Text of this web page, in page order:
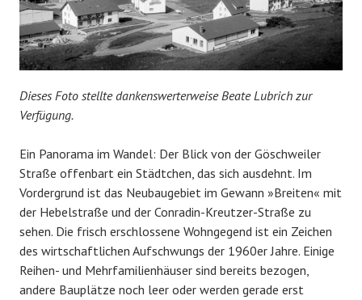
Dieses Foto stellte dankenswerterweise Beate Lubrich zur
Verfügung.
Ein Panorama im Wandel: Der Blick von der Göschweiler
Straße offenbart ein Städtchen, das sich ausdehnt. Im
Vordergrund ist das Neubaugebiet im Gewann »Breiten« mit
der Hebelstraße und der Conradin-Kreutzer-Straße zu
sehen. Die frisch erschlossene Wohngegend ist ein Zeichen
des wirtschaftlichen Aufschwungs der 1960er Jahre. Einige
Reihen- und Mehrfamilienhäuser sind bereits bezogen,
andere Bauplätze noch leer oder werden gerade erst